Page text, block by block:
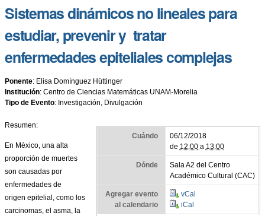
Sistemas dinámicos no lineales para
estudiar, prevenir y tratar
enfermedades epiteliales complejas
Ponente: Elisa Domínguez Hüttinger
Institución:Centro de Ciencias Matemáticas UNAM-Morelia
Tipo de Evento: Investigación, Divulgación
Cuándo
06/12/2018
de 12:00 a 13:00
Dónde
Sala A2 del Centro
Académico Cultural (CAC)
Agregar evento
al calendario
vCal
iCal
Resumen:
En México, una alta
proporción de muertes
son causadas por
enfermedades de
origenepitelial, como los
carcinomas, el asma, la